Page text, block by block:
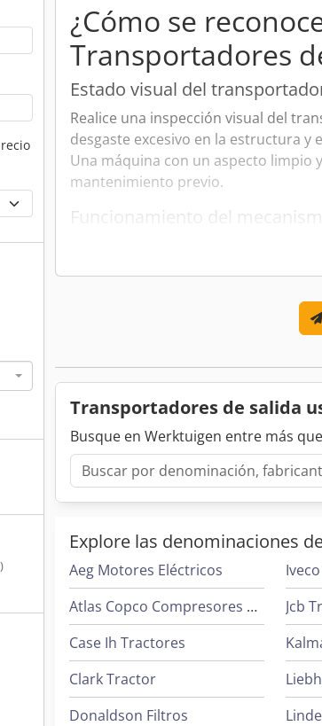
¿Cómo se
Transportadores
Estado visual del
Realice una inspección visual del
desgaste excesivo en la estructura y
Una máquina con un aspecto limpio
mantenimiento previo.
Funcionamiento del mecanismo
Compruebe que el transportador
Verifique que esté disponible toda
mejor cuidado y mantenimiento del
Verificación de características
Los transportadores deben
como resguardos en las partes
Consideración sobre el
Elige equipos de marcas
suelen ofrecer mayor fiabilidad y
solicite opiniones en foros
modelos similares.
Transportadores de salida
Busque en Werktuigen entre más
Explore las denominaciones
Aeg Motores Eléctricos
Atlas Copco Compresores De Tornillo
Case Ih Tractores
Clark Tractor
Donaldson Filtros
Jcb